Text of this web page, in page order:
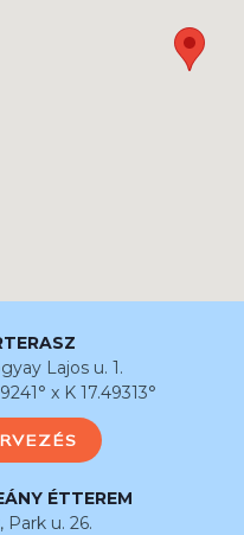
Lajos u. 1.
x K 17.49313°
ÉTTEREM
Park u. 26.